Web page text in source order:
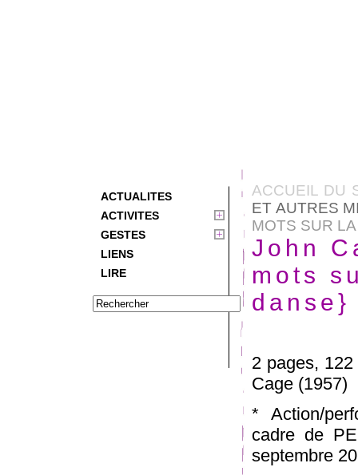
ACTUALITES
ACTIVITES
GESTES
LIENS
LIRE
ACCUEIL DU
ET AUTRES
MOTS SUR
John
mots
danse}
2 pages,
Cage (1957)
* Action/
cadre de
septembre